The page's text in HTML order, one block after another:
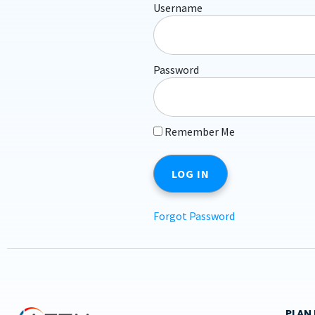
Username
Password
Remember Me
Forgot Password